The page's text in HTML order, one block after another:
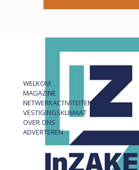
WELKOM
MAGAZINE
NETWERKACTIVITEITEN
VESTIGINGSKLIMAAT
OVER ONS
ADVERTEREN